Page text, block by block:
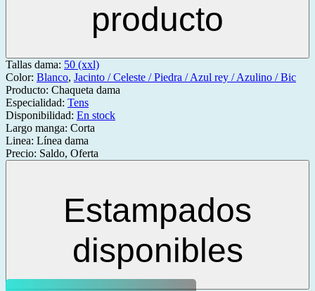
producto
Tallas dama: 50 (xxl)
Color: Blanco, Jacinto / Celeste / Piedra / Azul rey / Azulino / Bic
Producto: Chaqueta dama
Especialidad: Tens
Disponibilidad: En stock
Largo manga: Corta
Linea: Línea dama
Precio: Saldo, Oferta
Estampados
disponibles